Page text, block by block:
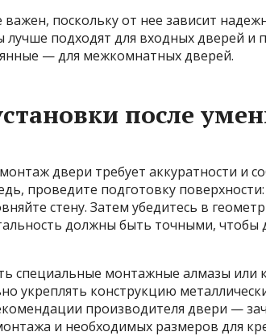
поскольку от нее зависит
подходят для входных дверей и
— для межкомнатных дверей.
после
двери требует аккуратности и
проведите подготовку
стену. Затем убедитесь в
должны быть точными, чтобы
специальные монтажные алмазы или
укреплять конструкцию
производителя двери —
и необходимых размеров для